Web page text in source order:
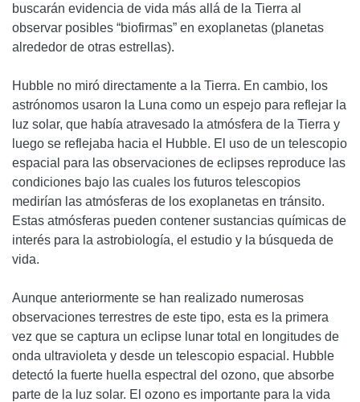
buscarán evidencia de vida más allá de la Tierra al
observar posibles “biofirmas” en exoplanetas (planetas
alrededor de otras estrellas).
Hubble no miró directamente a la Tierra. En cambio, los
astrónomos usaron la Luna como un espejo para reflejar la
luz solar, que había atravesado la atmósfera de la Tierra y
luego se reflejaba hacia el Hubble. El uso de un telescopio
espacial para las observaciones de eclipses reproduce las
condiciones bajo las cuales los futuros telescopios
medirían las atmósferas de los exoplanetas en tránsito.
Estas atmósferas pueden contener sustancias químicas de
interés para la astrobiología, el estudio y la búsqueda de
vida.
Aunque anteriormente se han realizado numerosas
observaciones terrestres de este tipo, esta es la primera
vez que se captura un eclipse lunar total en longitudes de
onda ultravioleta y desde un telescopio espacial. Hubble
detectó la fuerte huella espectral del ozono, que absorbe
parte de la luz solar. El ozono es importante para la vida